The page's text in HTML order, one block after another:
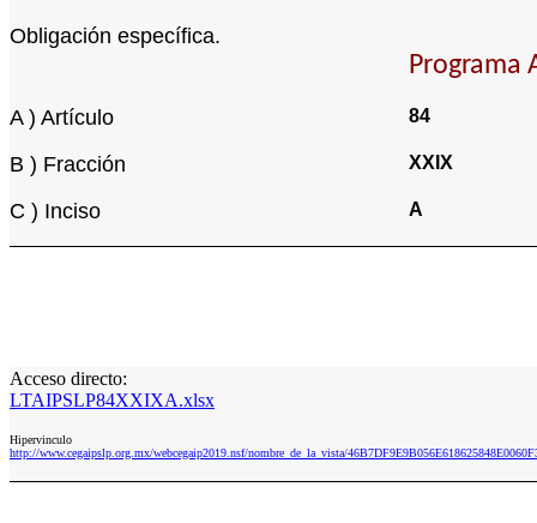
Obligación específica.
Programa
A ) Artículo 84
B ) Fracción XXIX
C ) Inciso A
Acceso directo:
LTAIPSLP84XXIXA.xlsx
Hipervinculo
http://www.cegaipslp.org.mx/webcegaip2019.nsf/nombre_de_la_vista/